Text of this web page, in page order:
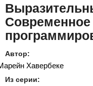
Современное
Автор:
Хавербеке
Из серии: